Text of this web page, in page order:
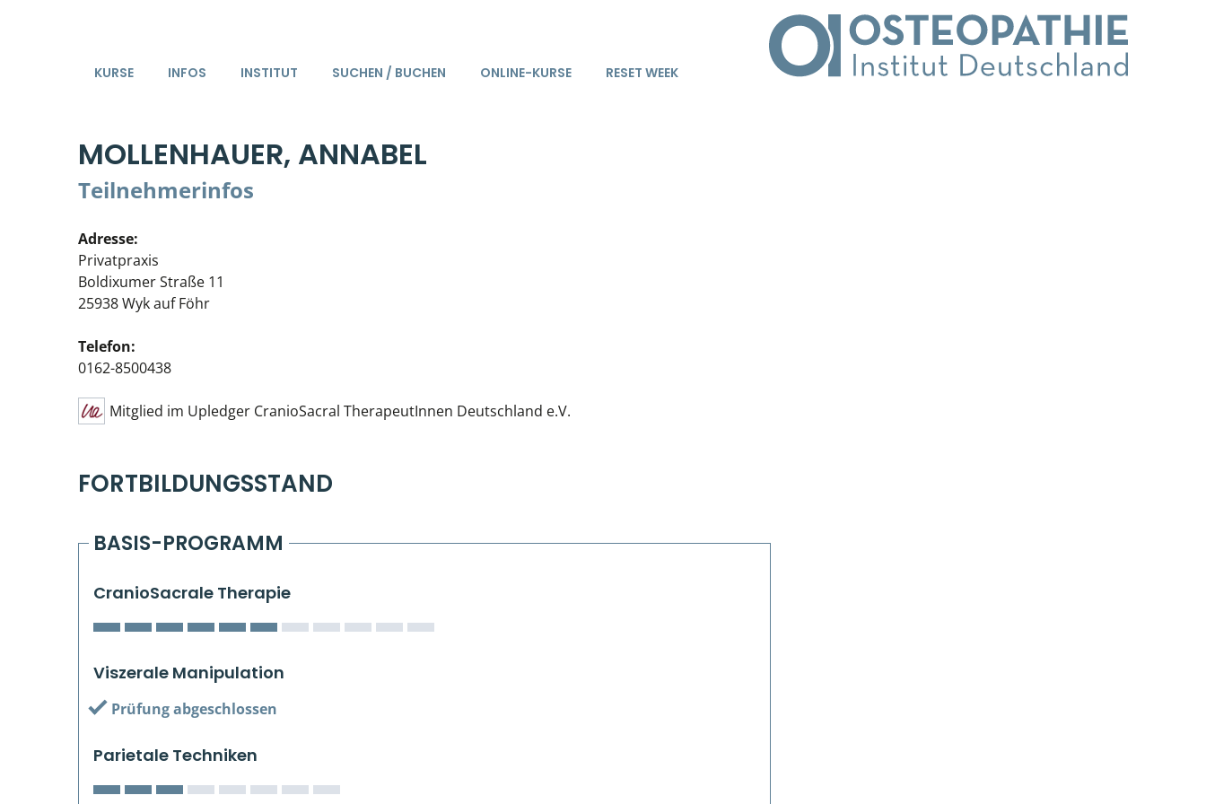
KURSE INFOS INSTITUT SUCHEN / BUCHEN ONLINE-KURSE RESET WEEK
MOLLENHAUER, ANNABEL
Teilnehmerinfos
Adresse:
Privatpraxis
Boldixumer Straße 11
25938 Wyk auf Föhr
Telefon:
0162-8500438
Mitglied im Upledger CranioSacral TherapeutInnen Deutschland e.V.
FORTBILDUNGSSTAND
BASIS-PROGRAMM
CranioSacrale Therapie
Viszerale Manipulation
Prüfung abgeschlossen
Parietale Techniken